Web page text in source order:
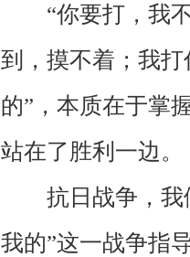
“你要打，我不
到，摸不着；我
的”，本质在于掌
站在了胜利一边。
抗日战争，我
我的”这一战争指